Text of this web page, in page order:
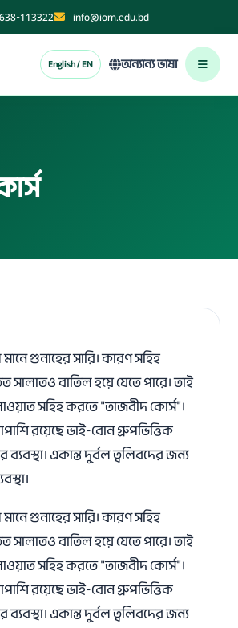
113322 info@iom.edu.bd
English / EN অন্যান্য ভাষা
গুনাহের সারি। কারণ সহিহ
সালাতও বাতিল হয়ে যেতে পারে। তাই
সহিহ করতে "তাজবীদ কোর্স"।
রয়েছে ভাই-বোন গ্রুপভিত্তিক
একান্ত দুর্বল ত্বলিবদের জন্য
গুনাহের সারি। কারণ সহিহ
সালাতও বাতিল হয়ে যেতে পারে। তাই
সহিহ করতে "তাজবীদ কোর্স"।
রয়েছে ভাই-বোন গ্রুপভিত্তিক
একান্ত দুর্বল ত্বলিবদের জন্য